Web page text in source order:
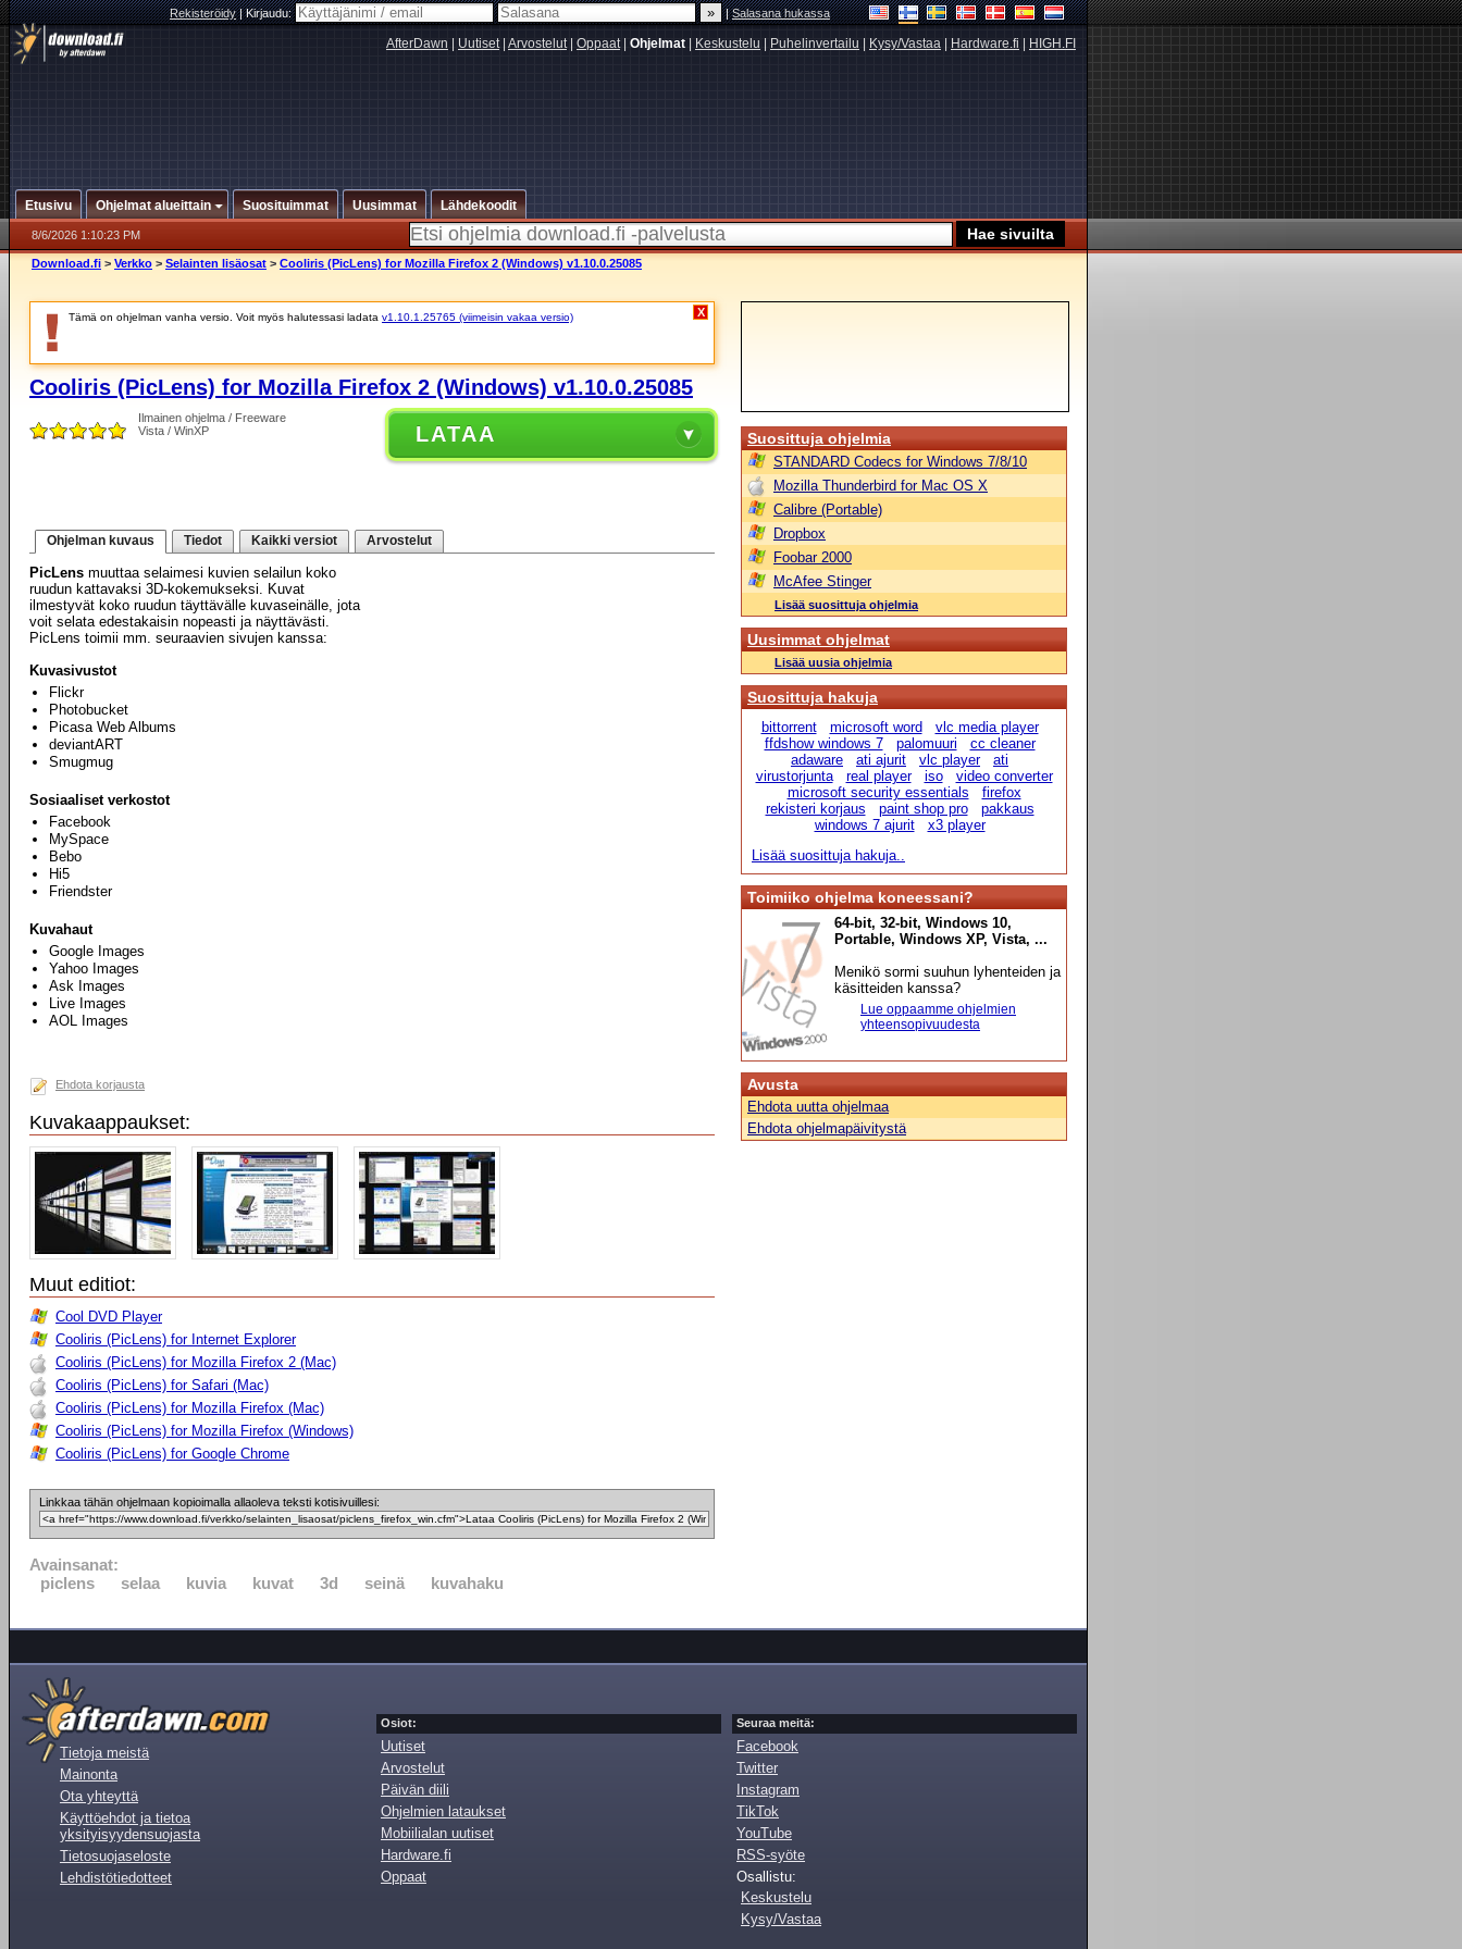
Rekisteröidy|Kirjaudu: |Salasana hukassa
AfterDawn Uutiset| Arvostelut| Oppaat| Ohjelmat Keskustelu Puhelinvertailu Kysy/Vastaa Hardware.fi HIGH.FI
Etusivu Ohjelmat alueittain Suosituimmat Uusimmat Lähdekoodit
8/6/2026 1:10:23 PM
Download.fi > Verkko > Selainten lisäosat > Cooliris (PicLens) for Mozilla Firefox 2 (Windows) v1.10.0.25085
Tämä on ohjelman vanha versio. Voit myös halutessasi ladata v1.10.1.25765 (viimeisin vakaa versio) X
Cooliris (PicLens) for Mozilla Firefox 2 (Windows) v1.10.0.25085
Ilmainen ohjelma / Freeware
Vista / WinXP
LATAA
Ohjelman kuvaus Tiedot Kaikki versiot Arvostelut
PicLens muuttaa selaimesi kuvien selailun koko
ruudun kattavaksi 3D-kokemukseksi. Kuvat
ilmestyvät koko ruudun täyttävälle kuvaseinälle, jota
voit selata edestakaisin nopeasti ja näyttävästi.
PicLens toimii mm. seuraavien sivujen kanssa:
Kuvasivustot
Flickr
Photobucket
Picasa Web Albums
deviantART
Smugmug
Sosiaaliset verkostot
Facebook
MySpace
Bebo
Hi5
Friendster
Kuvahaut
Google Images
Yahoo Images
Ask Images
Live Images
AOL Images
Ehdota korjausta
Kuvakaappaukset:
Muut editiot:
Cool DVD Player
Cooliris (PicLens) for Internet Explorer
Cooliris (PicLens) for Mozilla Firefox 2 (Mac)
Cooliris (PicLens) for Safari (Mac)
Cooliris (PicLens) for Mozilla Firefox (Mac)
Cooliris (PicLens) for Mozilla Firefox (Windows)
Cooliris (PicLens) for Google Chrome
Linkkaa tähän ohjelmaan kopioimalla allaoleva teksti kotisivuillesi:
Avainsanat:
piclens
selaa kuvia kuvat 3d seinä kuvahaku
Suosittuja ohjelmia
STANDARD Codecs for Windows 7/8/10
Mozilla Thunderbird for Mac OS X
Calibre (Portable)
Dropbox
Foobar 2000
McAfee Stinger
Lisää suosittuja ohjelmia
Uusimmat ohjelmat
Lisää uusia ohjelmia
Suosittuja hakuja
bittorrent microsoft word
vlc media player
ffdshow windows 7
palomuuri
cc cleaner
adaware
ati ajurit vlc player
ati
virustorjunta
real player iso
video converter
microsoft security essentials
firefox
rekisteri korjaus
paint shop pro
pakkaus
windows 7 ajurit
x3 player
Lisää suosittuja hakuja..
Toimiiko ohjelma koneessani?
64-bit, 32-bit, Windows 10,
Portable, Windows XP, Vista, ...
Menikö sormi suuhun lyhenteiden ja
käsitteiden kanssa?
Lue oppaamme ohjelmien
yhteensopivuudesta
Avusta
Ehdota uutta ohjelmaa
Ehdota ohjelmapäivitystä
Tietoja meistä
Mainonta
Ota yhteyttä
Käyttöehdot ja tietoa
yksityisyydensuojasta
Tietosuojaseloste
Lehdistötiedotteet
Osiot:
Uutiset
Arvostelut
Päivän diili
Ohjelmien lataukset
Mobiilialan uutiset
Hardware.fi
Oppaat
Seuraa meitä:
Facebook
Twitter
Instagram
TikTok
YouTube
RSS-syöte
Osallistu:
Keskustelu
Kysy/Vastaa